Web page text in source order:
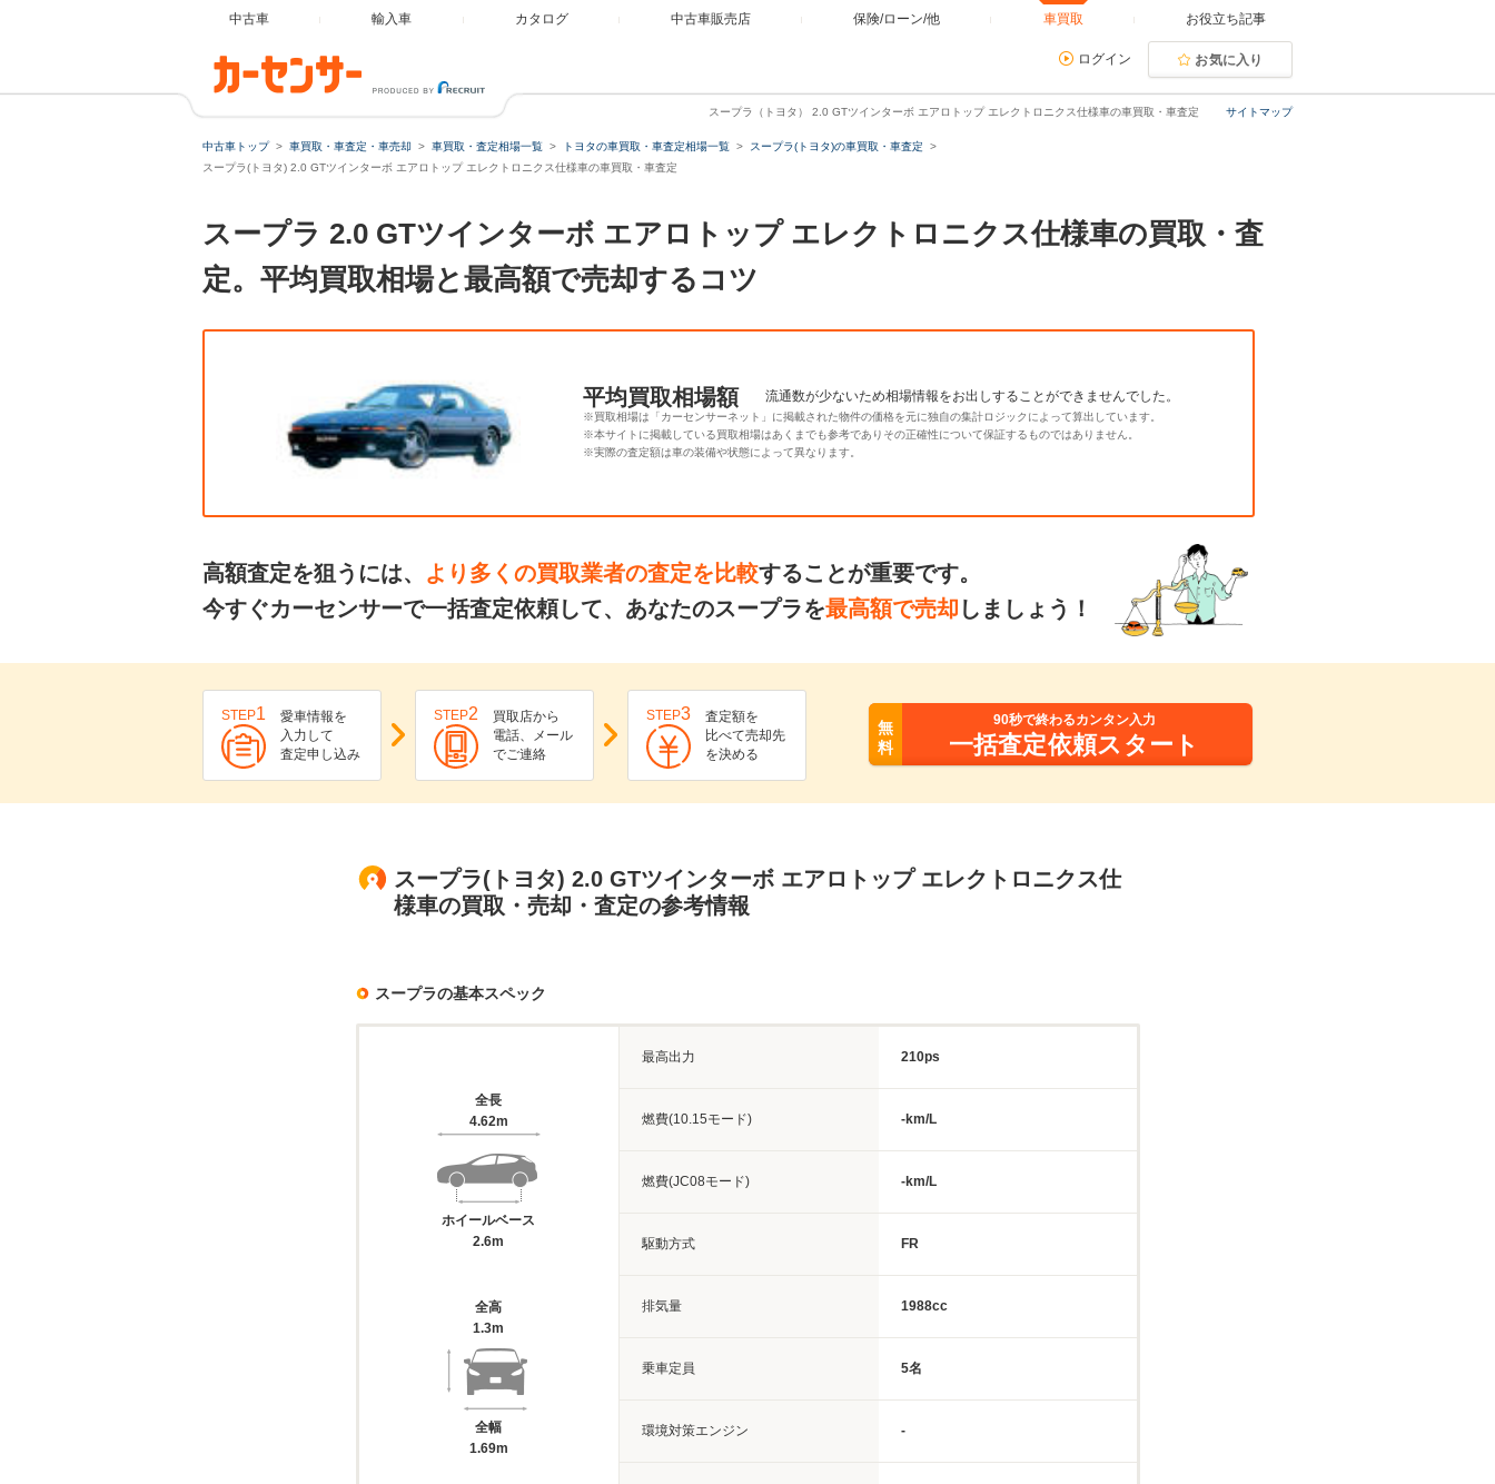
中古車 輸入車 カタログ 中古車販売店 保険/ローン/他 車買取 お役立ち記事
ログイン お気に入り
サイトマップ
スープラ（トヨタ） 2.0 GTツインターボ エアロトップ エレクトロニクス仕様車の車買取・車査定
中古車トップ 車買取・車査定・車売却 車買取・査定相場一覧 トヨタの車買取・車査定相場一覧
スープラ(トヨタ)の車買取・車査定
スープラ(トヨタ) 2.0 GTツインターボ エアロトップ エレクトロニクス仕様車の車買取・車査定
スープラ 2.0 GTツインターボ エアロトップ エレクトロニクス仕様車の買取・査
定。平均買取相場と最高額で売却するコツ
平均買取相場額 流通数が少ないため相場情報をお出しすることができませんでした。
※買取相場は「カーセンサーネット」に掲載された物件の価格を元に独自の集計ロジックによって算出しています。
※本サイトに掲載している買取相場はあくまでも参考でありその正確性について保証するものではありません。
※実際の査定額は車の装備や状態によって異なります。
高額査定を狙うには、 より多くの買取業者の査定を比較することが重要です。
今すぐカーセンサーで一括査定依頼して、あなたのスープラを最高額で売却 しましょう！
STEP1
愛車情報を
入力して
査定申し込み
STEP2
買取店から
電話、メール
でご連絡
STEP3
査定額を
比べて売却先
を決める
無
料
90秒で終わるカンタン入力
一括査定依頼スタート
スープラ(トヨタ) 2.0 GTツインターボ エアロトップ エレクトロニクス仕
様車の買取・売却・査定の参考情報
スープラの基本スペック
全長
4.62m
ホイールベース
2.6m
全高
1.3m
全幅
1.69m
最高出力 210ps
燃費(10.15モード) -km/L
燃費(JC08モード) -km/L
駆動方式 FR
排気量 1988cc
乗車定員 5名
環境対策エンジン -